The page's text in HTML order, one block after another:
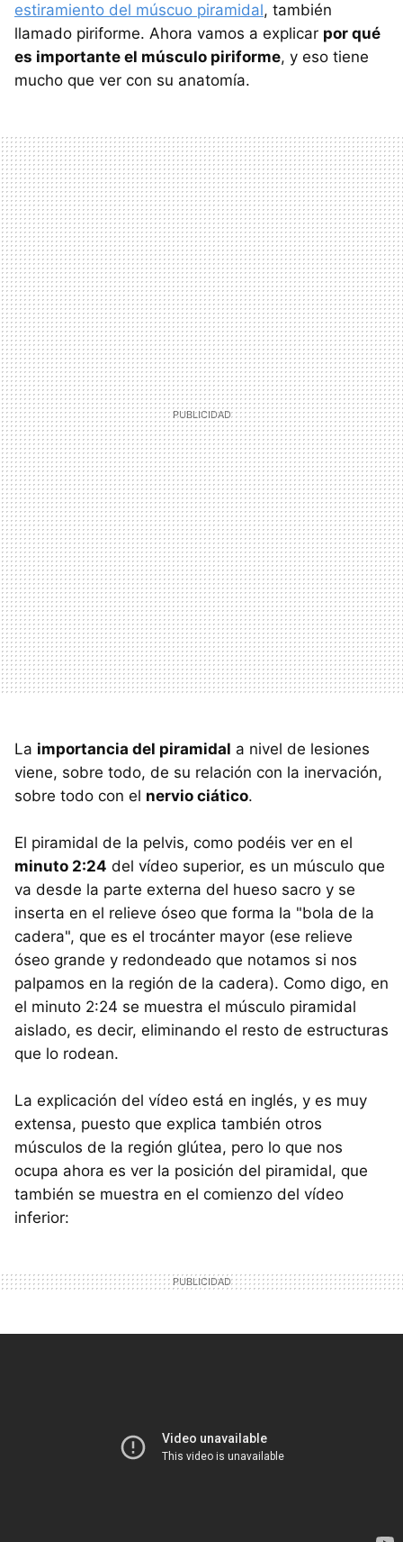
estiramiento del múscuo piramidal, también
llamado piriforme. Ahora vamos a explicar por qué
es importante el músculo piriforme, y eso tiene
mucho que ver con su anatomía.
La importancia del piramidal a nivel de lesiones
viene, sobre todo, de su relación con la inervación,
sobre todo con el nervio ciático.
El piramidal de la pelvis, como podéis ver en el
minuto 2:24 del vídeo superior, es un músculo que
va desde la parte externa del hueso sacro y se
inserta en el relieve óseo que forma la "bola de la
cadera", que es el trocánter mayor (ese relieve
óseo grande y redondeado que notamos si nos
palpamos en la región de la cadera). Como digo, en
el minuto 2:24 se muestra el músculo piramidal
aislado, es decir, eliminando el resto de estructuras
que lo rodean.
La explicación del vídeo está en inglés, y es muy
extensa, puesto que explica también otros
músculos de la región glútea, pero lo que nos
ocupa ahora es ver la posición del piramidal, que
también se muestra en el comienzo del vídeo
inferior: